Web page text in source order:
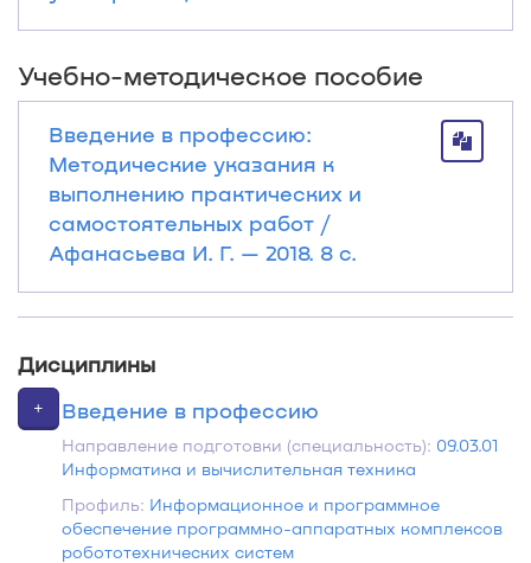
Учебно-методическое пособие
Введение в профессию:
Методические указания к
выполнению практических и
самостоятельных работ /
Афанасьева И. Г. — 2018. 8 с.
Дисциплины
+ Введение в профессию
Направление подготовки (специальность): 09.03.01
Информатика и вычислительная техника
Профиль: Информационное и программное
обеспечение программно-аппаратных комплексов
робототехнических систем